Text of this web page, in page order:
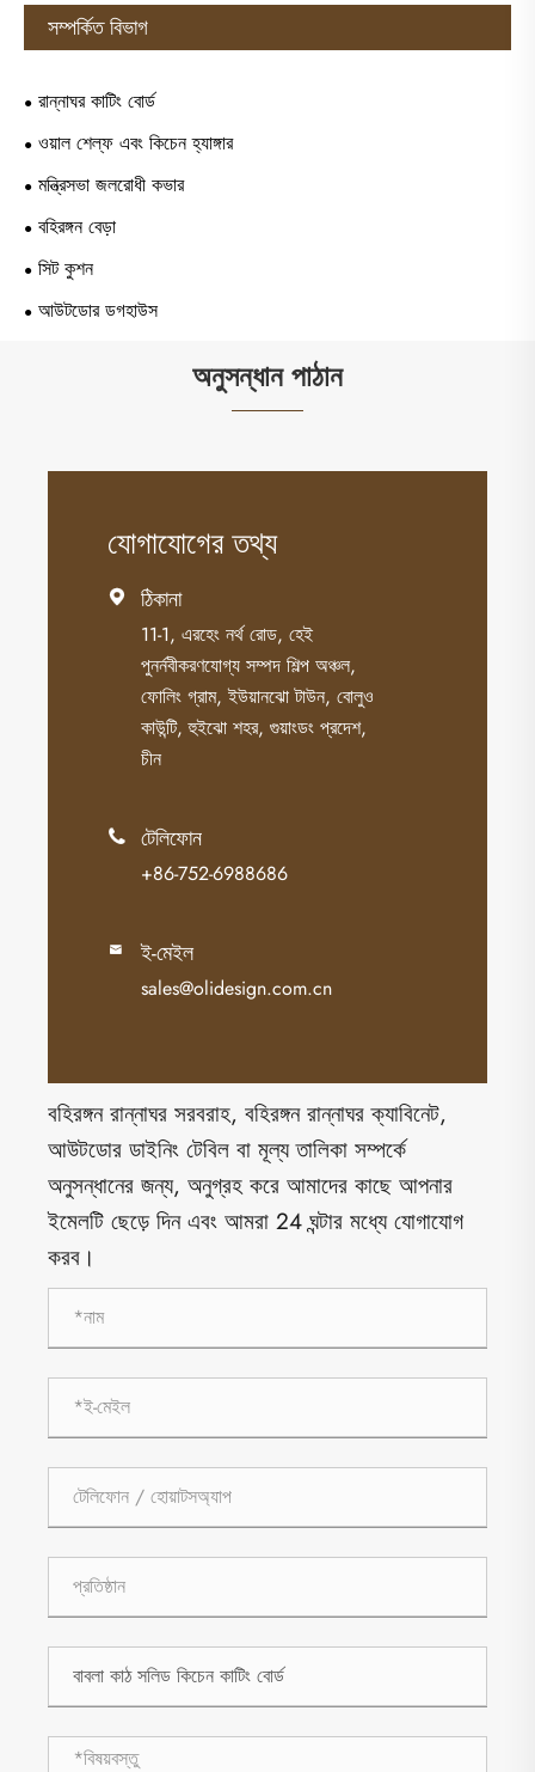
সম্পর্কিত বিভাগ
রান্নাঘর কাটিং বোর্ড
ওয়াল শেল্ফ এবং কিচেন হ্যাঙ্গার
মন্ত্রিসভা জলরোধী কভার
বহিরঙ্গন বেড়া
সিট কুশন
আউটডোর ডগহাউস
অনুসন্ধান পাঠান
যোগাযোগের তথ্য
 ঠিকানা
11-1, এরহেং নর্থ রোড, হেই
পুনর্নবীকরণযোগ্য সম্পদ শিল্প অঞ্চল,
ফোলিং গ্রাম, ইউয়ানঝো টাউন, বোলুও
কাউন্টি, হুইঝো শহর, গুয়াংডং প্রদেশ,
চীন
 টেলিফোন
+86-752-6988686
 ই-মেইল
sales@olidesign.com.cn
বহিরঙ্গন রান্নাঘর সরবরাহ, বহিরঙ্গন রান্নাঘর ক্যাবিনেট,
আউটডোর ডাইনিং টেবিল বা মূল্য তালিকা সম্পর্কে
অনুসন্ধানের জন্য, অনুগ্রহ করে আমাদের কাছে আপনার
ইমেলটি ছেড়ে দিন এবং আমরা 24 ঘন্টার মধ্যে যোগাযোগ
করব।